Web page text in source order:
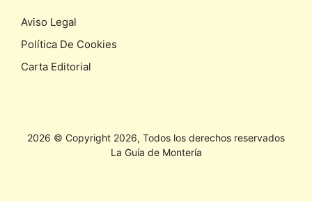
Aviso Legal
Política De Cookies
Carta Editorial
2026 © Copyright 2026, Todos los derechos reservados
La Guía de Montería